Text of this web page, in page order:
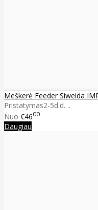
Meškerė Feeder Siweida
Pristatymas2-5d.d. ..
Nuo €4600
Daugiau